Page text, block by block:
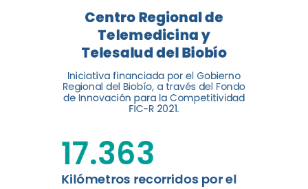
El Centro Regional de
Telemedicina y Telesalud del
Biobío presenta el balance de
tres años acercando la salud
digital a los habitantes...
Leer más
Centro Regional de
Telemedicina y
Telesalud del Biobío
Iniciativa financiada por el Gobierno
Regional del Biobío, a través del Fondo
de Innovación para la Competitividad
FIC-R 2021.
Kilómetros recorridos por el
17.363